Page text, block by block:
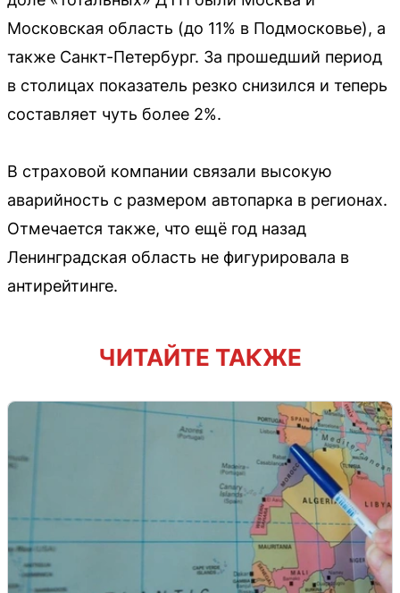
Московская область (до 11% в Подмосковье), а
также Санкт-Петербург. За прошедший период
в столицах показатель резко снизился и теперь
составляет чуть более 2%.
В страховой компании связали высокую
аварийность с размером автопарка в регионах.
Отмечается также, что ещё год назад
Ленинградская область не фигурировала в
антирейтинге.
ЧИТАЙТЕ ТАКЖЕ